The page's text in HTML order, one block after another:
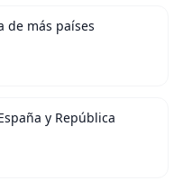
de más países
y República